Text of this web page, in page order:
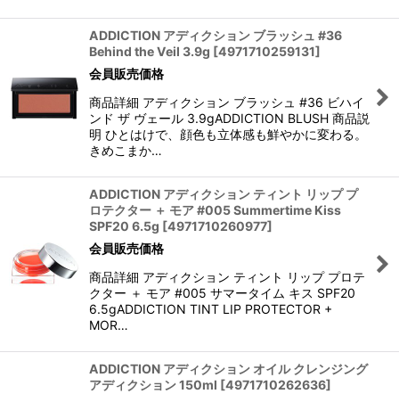
ADDICTION アディクション ブラッシュ #36
Behind the Veil 3.9g [4971710259131]
会員販売価格
商品詳細 アディクション ブラッシュ #36 ビハイ
ンド ザ ヴェール 3.9gADDICTION BLUSH 商品説
明 ひとはけで、顔色も立体感も鮮やかに変わる。
きめこまか…
ADDICTION アディクション ティント リップ プ
ロテクター ＋ モア #005 Summertime Kiss
SPF20 6.5g [4971710260977]
会員販売価格
商品詳細 アディクション ティント リップ プロテ
クター ＋ モア #005 サマータイム キス SPF20
6.5gADDICTION TINT LIP PROTECTOR +
MOR…
ADDICTION アディクション オイル クレンジング
アディクション 150ml [4971710262636]